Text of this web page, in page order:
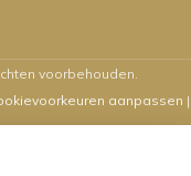
voorbehouden.
aanpassen |